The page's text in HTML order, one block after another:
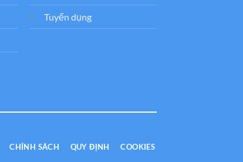
Tuyển dụng
CHÍNH SÁCH QUY ĐỊNH COOKIES